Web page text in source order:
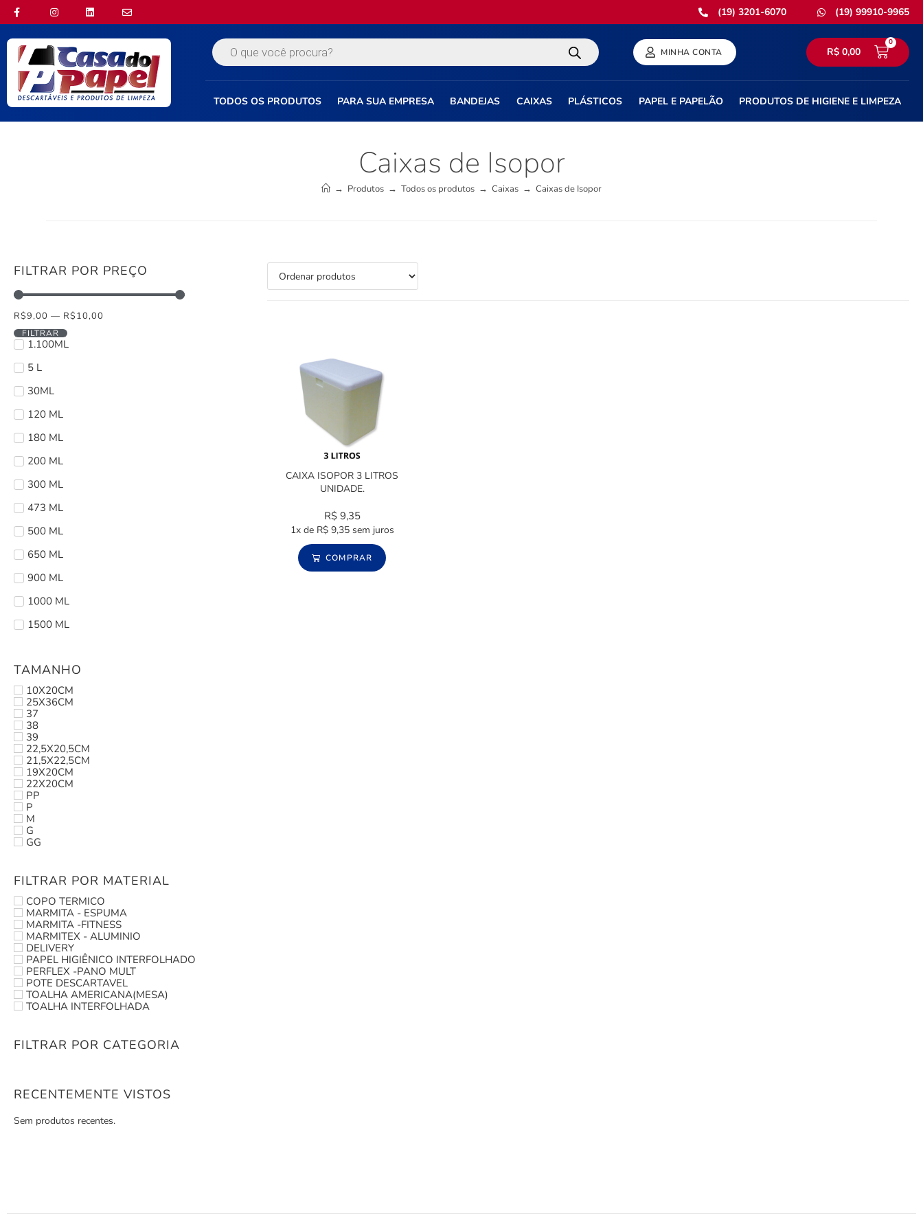
(19) 3201-6070 (19) 99910-9965
MINHA CONTA R$0,00
0
TODOS OS PRODUTOS PARA SUA EMPRESA BANDEJAS CAIXAS PLÁSTICOS PAPEL E PAPELÃO PRODUTOS DE HIGIENE E LIMPEZA
Caixas de Isopor
→ Produtos → Todos os produtos → Caixas → Caixas de Isopor
FILTRAR POR PREÇO
R$9,00 — R$10,00
FILTRAR
1.100ML
5 L
30ML
120 ML
180 ML
200 ML
300 ML
473 ML
500 ML
650 ML
900 ML
1000 ML
1500 ML
TAMANHO
10X20CM
25X36CM
37
38
39
22,5X20,5CM
21,5X22,5CM
19X20CM
22X20CM
PP
P
M
G
GG
FILTRAR POR MATERIAL
COPO TERMICO
MARMITA - ESPUMA
MARMITA -FITNESS
MARMITEX - ALUMINIO
DELIVERY
PAPEL HIGIÊNICO INTERFOLHADO
PERFLEX -PANO MULT
POTE DESCARTAVEL
TOALHA AMERICANA(MESA)
TOALHA INTERFOLHADA
FILTRAR POR CATEGORIA
RECENTEMENTE VISTOS
Sem produtos recentes.
CAIXA ISOPOR 3 LITROS
UNIDADE.
R$9,35
1x de R$9,35sem juros
COMPRAR